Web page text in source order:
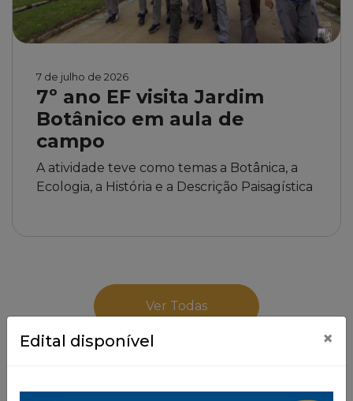
7 de julho de 2026
7º ano EF visita Jardim
Botânico em aula de
campo
A atividade teve como temas a Botânica, a
Ecologia, a História e a Descrição Paisagística
Ver Todas
Edital disponível ×